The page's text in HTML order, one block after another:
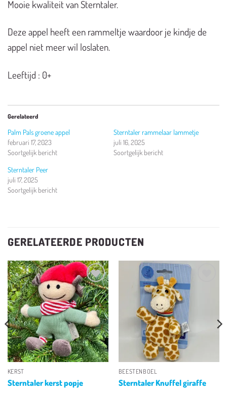
Mooie kwaliteit van Sterntaler.
Deze appel heeft een rammeltje waardoor je kindje de
appel niet meer wil loslaten.
Leeftijd : 0+
Gerelateerd
Palm Pals groene appel
februari 17, 2023
Soortgelijk bericht
Sterntaler rammelaar lammetje
juli 16, 2025
Soortgelijk bericht
Sterntaler Peer
juli 17, 2025
Soortgelijk bericht
GERELATEERDE PRODUCTEN
Toevoegen
aan
verlanglijst
KERST
Sterntaler kerst popje
Toevoegen
verlanglijst
BEESTENBOEL
Sterntaler Knuffel giraffe